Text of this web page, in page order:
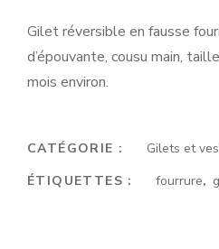
Gilet réversible en fausse
d’épouvante, cousu main,
mois environ.
CATÉGORIE :
Gilets et
ÉTIQUETTES :
fourrure,